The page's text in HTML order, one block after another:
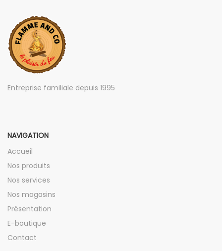
Entreprise familiale depuis 1995
NAVIGATION
Accueil
Nos produits
Nos services
Nos magasins
Présentation
E-boutique
Contact